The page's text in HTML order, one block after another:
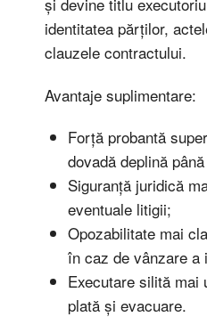
identitatea părților,
clauzele contractului.
Avantaje suplimentare:
Forță probantă
dovadă deplină
Siguranță juridică
eventuale litigii;
Opozabilitate mai
în caz de vânzare a
Executare silită mai
plată și evacuare.